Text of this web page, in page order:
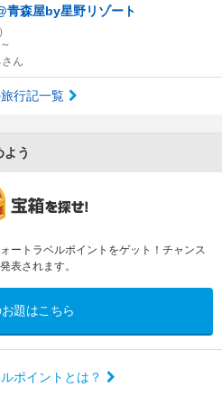
青森屋by星野リゾート
ん
行記一覧
う
ートラベルポイントをゲット！チャンス
表されます。
題はこちら
ポイントとは？